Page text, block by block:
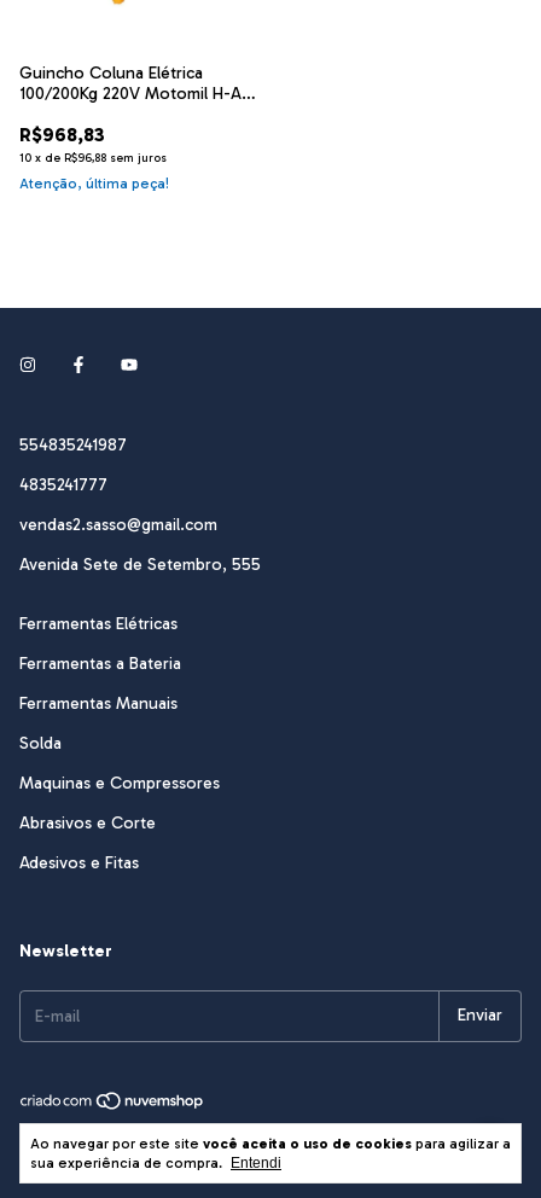
Ao navegar por este site você aceita o uso de cookies para agilizar a
sua experiência de compra.
Entendi
Guincho Coluna Elétrica
100/200Kg 220V Motomil H-A
R$968,83
10 x de R$96,88 sem juros
Atenção, última peça!
554835241987
4835241777
vendas2.sasso@gmail.com
Avenida Sete de Setembro, 555
Ferramentas Elétricas
Ferramentas a Bateria
Ferramentas Manuais
Solda
Maquinas e Compressores
Abrasivos e Corte
Adesivos e Fitas
Newsletter
Copyright Sasso & Cia Ltda EPP - 82545401000191 - 2026. Todos os
direitos reservados.